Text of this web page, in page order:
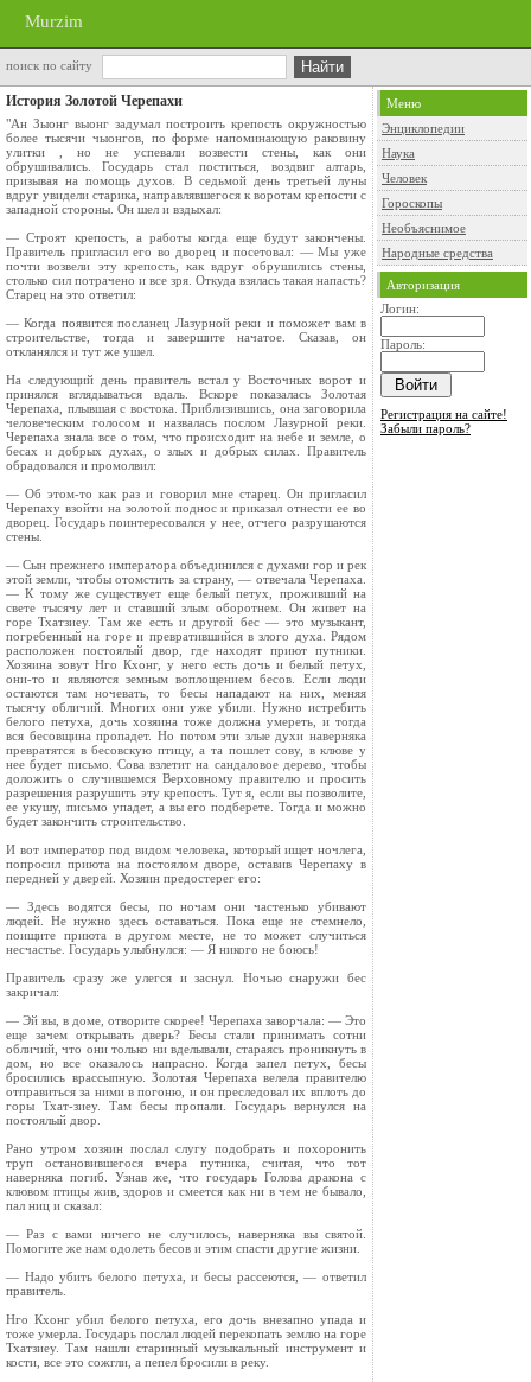
Murzim
поиск по сайту
История Золотой Черепахи
"Ан Зыонг выонг задумал построить крепость окружностью
более тысячи чыонгов, по форме напоминающую раковину
улитки , но не успевали возвести стены, как они
обрушивались. Государь стал поститься, воздвиг алтарь,
призывая на помощь духов. В седьмой день третьей луны
вдруг увидели старика, направлявшегося к воротам крепости с
западной стороны. Он шел и вздыхал:
— Строят крепость, а работы когда еще будут закончены.
Правитель пригласил его во дворец и посетовал: — Мы уже
почти возвели эту крепость, как вдруг обрушились стены,
столько сил потрачено и все зря. Откуда взялась такая напасть?
Старец на это ответил:
— Когда появится посланец Лазурной реки и поможет вам в
строительстве, тогда и завершите начатое. Сказав, он
откланялся и тут же ушел.
На следующий день правитель встал у Восточных ворот и
принялся вглядываться вдаль. Вскоре показалась Золотая
Черепаха, плывшая с востока. Приблизившись, она заговорила
человеческим голосом и назвалась послом Лазурной реки.
Черепаха знала все о том, что происходит на небе и земле, о
бесах и добрых духах, о злых и добрых силах. Правитель
обрадовался и промолвил:
— Об этом-то как раз и говорил мне старец. Он пригласил
Черепаху взойти на золотой поднос и приказал отнести ее во
дворец. Государь поинтересовался у нее, отчего разрушаются
стены.
— Сын прежнего императора объединился с духами гор и рек
этой земли, чтобы отомстить за страну, — отвечала Черепаха.
— К тому же существует еще белый петух, проживший на
свете тысячу лет и ставший злым оборотнем. Он живет на
горе Тхатзиеу. Там же есть и другой бес — это музыкант,
погребенный на горе и превратившийся в злого духа. Рядом
расположен постоялый двор, где находят приют путники.
Хозяина зовут Нго Кхонг, у него есть дочь и белый петух,
они-то и являются земным воплощением бесов. Если люди
остаются там ночевать, то бесы нападают на них, меняя
тысячу обличий. Многих они уже убили. Нужно истребить
белого петуха, дочь хозяина тоже должна умереть, и тогда
вся бесовщина пропадет. Но потом эти злые духи наверняка
превратятся в бесовскую птицу, а та пошлет сову, в клюве у
нее будет письмо. Сова взлетит на сандаловое дерево, чтобы
доложить о случившемся Верховному правителю и просить
разрешения разрушить эту крепость. Тут я, если вы позволите,
ее укушу, письмо упадет, а вы его подберете. Тогда и можно
будет закончить строительство.
И вот император под видом человека, который ищет ночлега,
попросил приюта на постоялом дворе, оставив Черепаху в
передней у дверей. Хозяин предостерег его:
— Здесь водятся бесы, по ночам они частенько убивают
людей. Не нужно здесь оставаться. Пока еще не стемнело,
поищите приюта в другом месте, не то может случиться
несчастье. Государь улыбнулся: — Я никого не боюсь!
Правитель сразу же улегся и заснул. Ночью снаружи бес
закричал:
— Эй вы, в доме, отворите скорее! Черепаха заворчала: — Это
еще зачем открывать дверь? Бесы стали принимать сотни
обличий, что они только ни вделывали, стараясь проникнуть в
дом, но все оказалось напрасно. Когда запел петух, бесы
бросились врассыпную. Золотая Черепаха велела правителю
отправиться за ними в погоню, и он преследовал их вплоть до
горы Тхат-зиеу. Там бесы пропали. Государь вернулся на
постоялый двор.
Рано утром хозяин послал слугу подобрать и похоронить
труп остановившегося вчера путника, считая, что тот
наверняка погиб. Узнав же, что государь Голова дракона с
клювом птицы жив, здоров и смеется как ни в чем не бывало,
пал ниц и сказал:
— Раз с вами ничего не случилось, наверняка вы святой.
Помогите же нам одолеть бесов и этим спасти другие жизни.
— Надо убить белого петуха, и бесы рассеются, — ответил
правитель.
Нго Кхонг убил белого петуха, его дочь внезапно упада и
тоже умерла. Государь послал людей перекопать землю на горе
Тхатзиеу. Там нашли старинный музыкальный инструмент и
кости, все это сожгли, а пепел бросили в реку.
Меню
Энциклопедии
Наука
Человек
Гороскопы
Необъяснимое
Народные средства
Авторизация
Логин:
Пароль:
Регистрация на сайте!
Забыли пароль?